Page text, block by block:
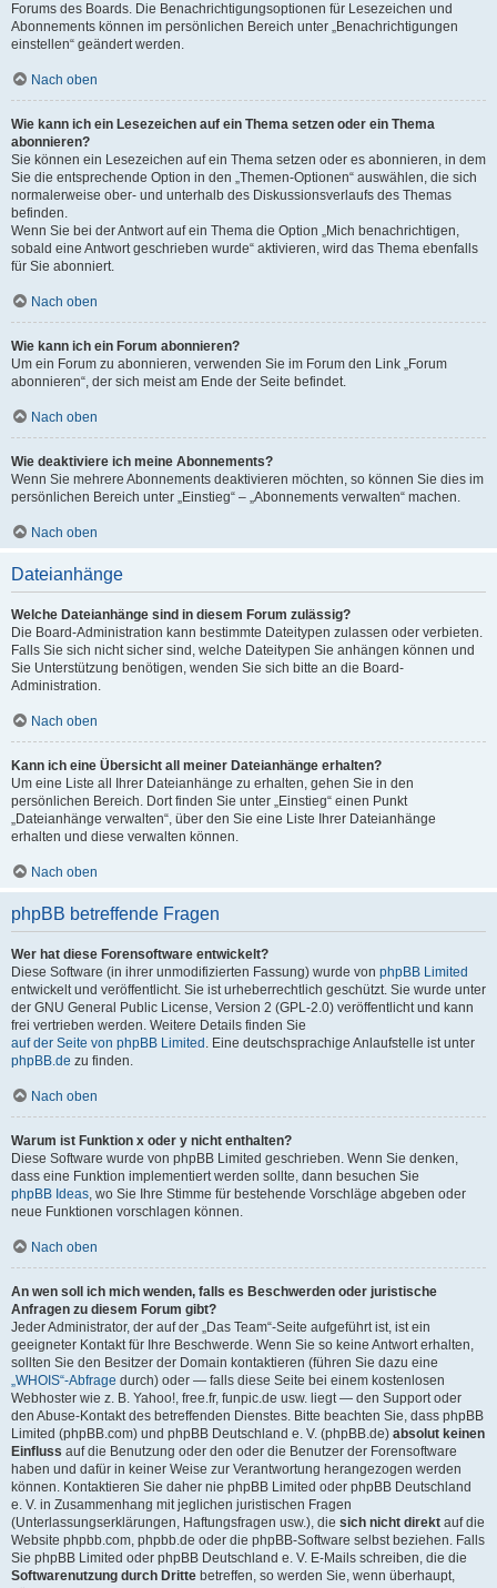
Forums des Boards. Die Benachrichtigungsoptionen für Lesezeichen und
Abonnements können im persönlichen Bereich unter „Benachrichtigungen
einstellen“ geändert werden.
Nach oben
Wie kann ich ein Lesezeichen auf ein Thema setzen oder ein Thema
abonnieren?
Sie können ein Lesezeichen auf ein Thema setzen oder es abonnieren, in dem
Sie die entsprechende Option in den „Themen-Optionen“ auswählen, die sich
normalerweise ober- und unterhalb des Diskussionsverlaufs des Themas
befinden.
Wenn Sie bei der Antwort auf ein Thema die Option „Mich benachrichtigen,
sobald eine Antwort geschrieben wurde“ aktivieren, wird das Thema ebenfalls
für Sie abonniert.
Nach oben
Wie kann ich ein Forum abonnieren?
Um ein Forum zu abonnieren, verwenden Sie im Forum den Link „Forum
abonnieren“, der sich meist am Ende der Seite befindet.
Nach oben
Wie deaktiviere ich meine Abonnements?
Wenn Sie mehrere Abonnements deaktivieren möchten, so können Sie dies im
persönlichen Bereich unter „Einstieg“ – „Abonnements verwalten“ machen.
Nach oben
Dateianhänge
Welche Dateianhänge sind in diesem Forum zulässig?
Die Board-Administration kann bestimmte Dateitypen zulassen oder verbieten.
Falls Sie sich nicht sicher sind, welche Dateitypen Sie anhängen können und
Sie Unterstützung benötigen, wenden Sie sich bitte an die Board-
Administration.
Nach oben
Kann ich eine Übersicht all meiner Dateianhänge erhalten?
Um eine Liste all Ihrer Dateianhänge zu erhalten, gehen Sie in den
persönlichen Bereich. Dort finden Sie unter „Einstieg“ einen Punkt
„Dateianhänge verwalten“, über den Sie eine Liste Ihrer Dateianhänge
erhalten und diese verwalten können.
Nach oben
phpBB betreffende Fragen
Wer hat diese Forensoftware entwickelt?
Diese Software (in ihrer unmodifizierten Fassung) wurde von phpBB Limited
entwickelt und veröffentlicht. Sie ist urheberrechtlich geschützt. Sie wurde unter
der GNU General Public License, Version 2 (GPL-2.0) veröffentlicht und kann
frei vertrieben werden. Weitere Details finden Sie
auf der Seite von phpBB Limited . Eine deutschsprachige Anlaufstelle ist unter
phpBB.de zu finden.
Nach oben
Warum ist Funktion x oder y nicht enthalten?
Diese Software wurde von phpBB Limited geschrieben. Wenn Sie denken,
dass eine Funktion implementiert werden sollte, dann besuchen Sie
phpBB Ideas, wo Sie Ihre Stimme für bestehende Vorschläge abgeben oder
neue Funktionen vorschlagen können.
Nach oben
An wen soll ich mich wenden, falls es Beschwerden oder juristische
Anfragen zu diesem Forum gibt?
Jeder Administrator, der auf der „Das Team“-Seite aufgeführt ist, ist ein
geeigneter Kontakt für Ihre Beschwerde. Wenn Sie so keine Antwort erhalten,
sollten Sie den Besitzer der Domain kontaktieren (führen Sie dazu eine
„WHOIS“-Abfrage durch) oder — falls diese Seite bei einem kostenlosen
Webhoster wie z. B. Yahoo!, free.fr, funpic.de usw. liegt — den Support oder
den Abuse-Kontakt des betreffenden Dienstes. Bitte beachten Sie, dass phpBB
Limited (phpBB.com) und phpBB Deutschland e. V. (phpBB.de) absolut keinen
Einfluss auf die Benutzung oder den oder die Benutzer der Forensoftware
haben und dafür in keiner Weise zur Verantwortung herangezogen werden
können. Kontaktieren Sie daher nie phpBB Limited oder phpBB Deutschland
e. V. in Zusammenhang mit jeglichen juristischen Fragen
(Unterlassungserklärungen, Haftungsfragen usw.), die sich nicht direkt auf die
Website phpbb.com, phpbb.de oder die phpBB-Software selbst beziehen. Falls
Sie phpBB Limited oder phpBB Deutschland e. V. E-Mails schreiben, die die
Softwarenutzung durch Dritte betreffen, so werden Sie, wenn überhaupt,